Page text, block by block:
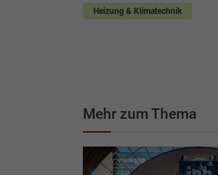
Heizung & Klimatechnik
Mehr zum Thema